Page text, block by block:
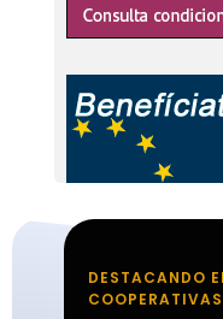
DESTACANDO
COOPERATIVAS